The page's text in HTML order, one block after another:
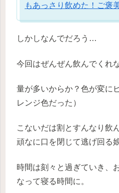
もあっさり飲めた！ご褒
しかしなんでだろう…
今回はぜんぜん飲んでくれ
量が多いからか？色が変に
レンジ色だった）
こないだは割とすんなり飲
頑なに口を閉じて逃げ回る娘
時間は刻々と過ぎていき、
なって寝る時間に。